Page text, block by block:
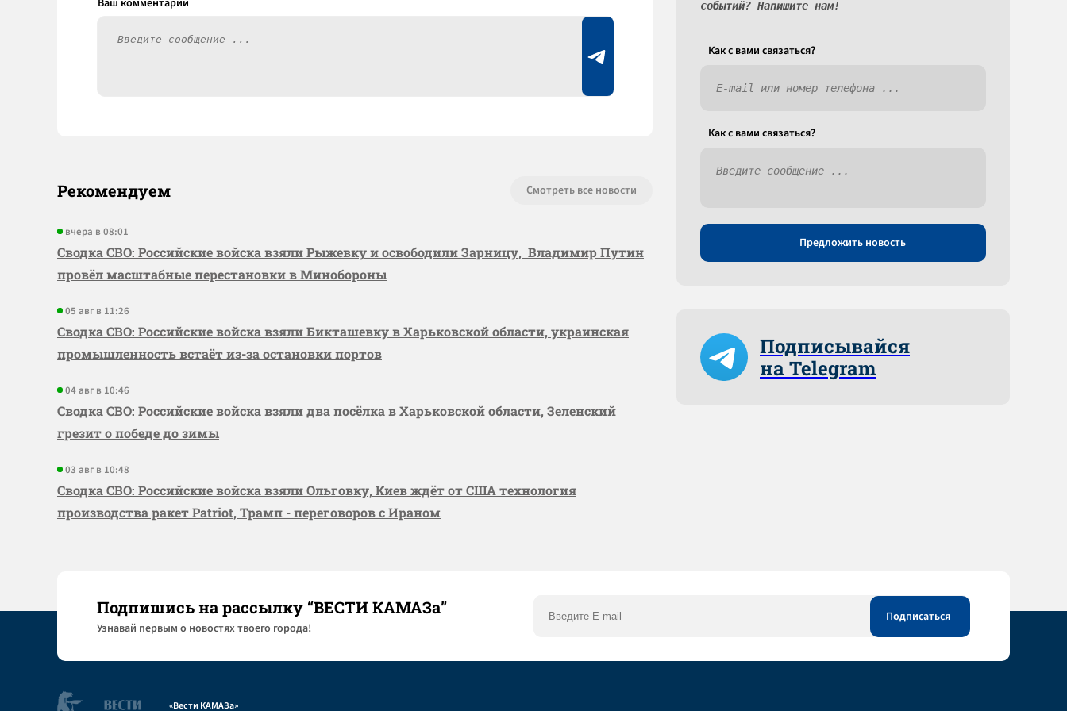
Рекомендуем Смотреть все новости
вчера в 08:01
Сводка СВО: Российские войска взяли Рыжевку и освободили Зарницу, Владимир Путин
провёл масштабные перестановки в Минобороны
05 авг в 11:26
Сводка СВО: Российские войска взяли Бикташевку в Харьковской области, украинская
промышленность встаёт из-за остановки портов
04 авг в 10:46
Сводка СВО: Российские войска взяли два посёлка в Харьковской области, Зеленский
грезит о победе до зимы
03 авг в 10:48
Сводка СВО: Российские войска взяли Ольговку, Киев ждёт от США технология
производства ракет Patriot, Трамп - переговоров с Ираном
событий? Напишите нам!
Как c вами связаться?
Как c вами связаться?
Предложить новость
Подписывайся
на Telegram
Подпишись на рассылку “ВЕСТИ КАМАЗа”
Узнaвай первым о новостях твоего города!
«Вести КАМАЗа»